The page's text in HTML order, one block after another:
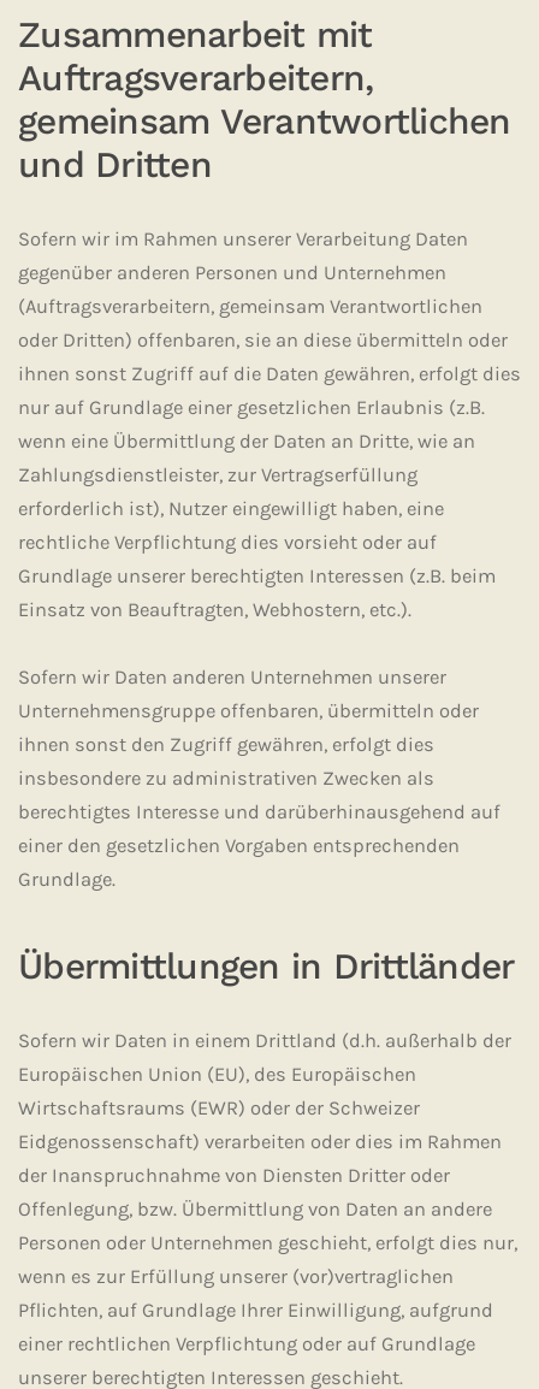
Zusammenarbeit mit
Auftragsverarbeitern,
gemeinsam Verantwortlichen
und Dritten
Sofern wir im Rahmen unserer Verarbeitung Daten
gegenüber anderen Personen und Unternehmen
(Auftragsverarbeitern, gemeinsam Verantwortlichen
oder Dritten) offenbaren, sie an diese übermitteln oder
ihnen sonst Zugriff auf die Daten gewähren, erfolgt dies
nur auf Grundlage einer gesetzlichen Erlaubnis (z.B.
wenn eine Übermittlung der Daten an Dritte, wie an
Zahlungsdienstleister, zur Vertragserfüllung
erforderlich ist), Nutzer eingewilligt haben, eine
rechtliche Verpflichtung dies vorsieht oder auf
Grundlage unserer berechtigten Interessen (z.B. beim
Einsatz von Beauftragten, Webhostern, etc.).
Sofern wir Daten anderen Unternehmen unserer
Unternehmensgruppe offenbaren, übermitteln oder
ihnen sonst den Zugriff gewähren, erfolgt dies
insbesondere zu administrativen Zwecken als
berechtigtes Interesse und darüberhinausgehend auf
einer den gesetzlichen Vorgaben entsprechenden
Grundlage.
Übermittlungen in Drittländer
Sofern wir Daten in einem Drittland (d.h. außerhalb der
Europäischen Union (EU), des Europäischen
Wirtschaftsraums (EWR) oder der Schweizer
Eidgenossenschaft) verarbeiten oder dies im Rahmen
der Inanspruchnahme von Diensten Dritter oder
Offenlegung, bzw. Übermittlung von Daten an andere
Personen oder Unternehmen geschieht, erfolgt dies nur,
wenn es zur Erfüllung unserer (vor)vertraglichen
Pflichten, auf Grundlage Ihrer Einwilligung, aufgrund
einer rechtlichen Verpflichtung oder auf Grundlage
unserer berechtigten Interessen geschieht.